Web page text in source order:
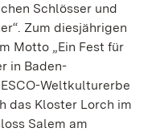
Schlösser und
Zum diesjährigen
Motto „Ein Fest für
in Baden-
Weltkulturerbe
das Kloster Lorch im
Salem am